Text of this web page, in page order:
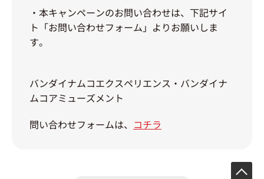
・本キャンペーンのお問い合わせは、下記サイ
ト「お問い合わせフォーム」よりお願いしま
す。
バンダイナムコエクスペリエンス・バンダイナ
ムコアミューズメント
問い合わせフォームは、 コチラ